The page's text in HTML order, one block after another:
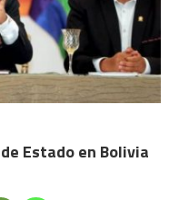
Estado en Bolivia